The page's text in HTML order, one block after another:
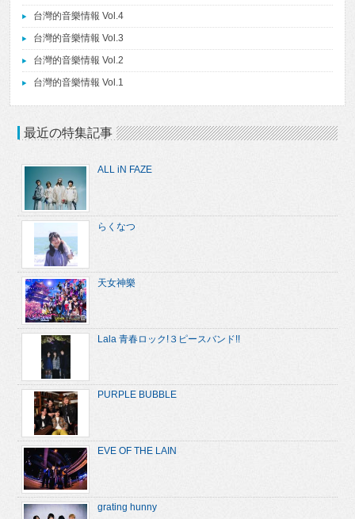
台灣的音樂情報 Vol.4
台灣的音樂情報 Vol.3
台灣的音樂情報 Vol.2
台灣的音樂情報 Vol.1
最近の特集記事
ALL iN FAZE
らくなつ
天女神樂
Lala 青春ロック!３ピースバンド!!
PURPLE BUBBLE
EVE OF THE LAIN
grating hunny